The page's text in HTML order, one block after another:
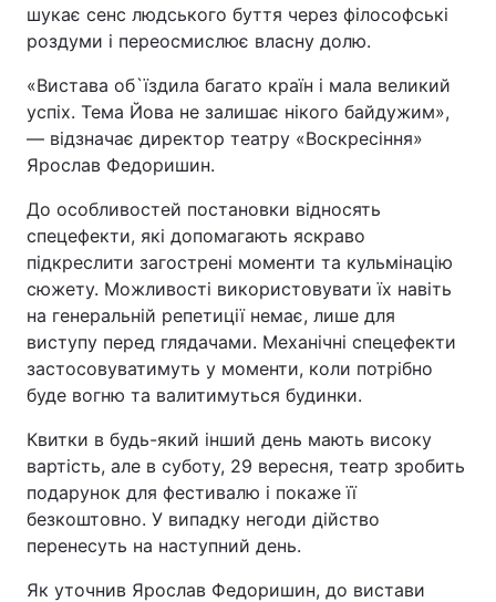
шукає сенс людського буття через філософські
роздуми і переосмислює власну долю.
«Вистава об`їздила багато країн і мала великий
успіх. Тема Йова не залишає нікого байдужим»,
— відзначає директор театру «Воскресіння»
Ярослав Федоришин.
До особливостей постановки відносять
спецефекти, які допомагають яскраво
підкреслити загострені моменти та кульмінацію
сюжету. Можливості використовувати їх навіть
на генеральній репетиції немає, лише для
виступу перед глядачами. Механічні спецефекти
застосовуватимуть у моменти, коли потрібно
буде вогню та валитимуться будинки.
Квитки в будь-який інший день мають високу
вартість, але в суботу, 29 вересня, театр зробить
подарунок для фестивалю і покаже її
безкоштовно. У випадку негоди дійство
перенесуть на наступний день.
Як уточнив Ярослав Федоришин, до вистави